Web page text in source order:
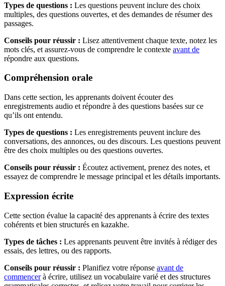
Types de questions : Les questions peuvent inclure des choix
multiples, des questions ouvertes, et des demandes de résumer des
passages.
Conseils pour réussir : Lisez attentivement chaque texte, notez les
mots clés, et assurez-vous de comprendre le contexte avant de
répondre aux questions.
Compréhension orale
Dans cette section, les apprenants doivent écouter des
enregistrements audio et répondre à des questions basées sur ce
qu’ils ont entendu.
Types de questions : Les enregistrements peuvent inclure des
conversations, des annonces, ou des discours. Les questions peuvent
être des choix multiples ou des questions ouvertes.
Conseils pour réussir : Écoutez activement, prenez des notes, et
essayez de comprendre le message principal et les détails importants.
Expression écrite
Cette section évalue la capacité des apprenants à écrire des textes
cohérents et bien structurés en kazakhe.
Types de tâches : Les apprenants peuvent être invités à rédiger des
essais, des lettres, ou des rapports.
Conseils pour réussir : Planifiez votre réponse avant de
commencerà écrire, utilisez un vocabulaire varié et des structures